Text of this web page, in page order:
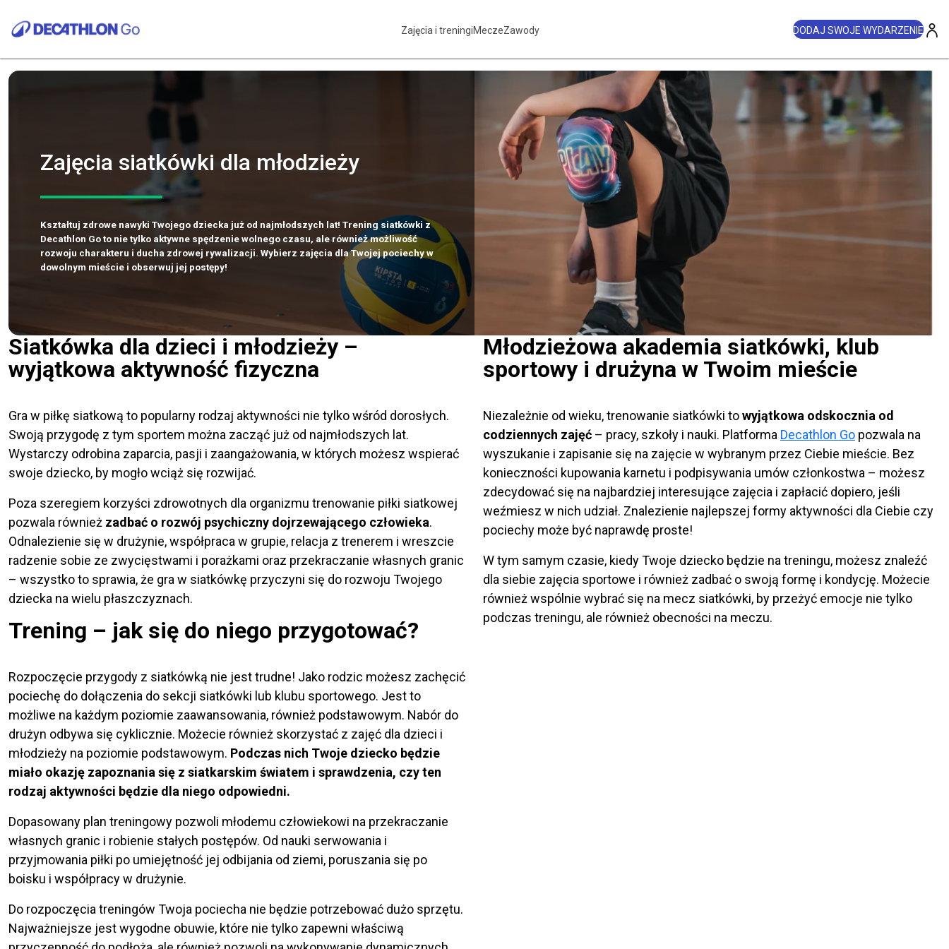
Zajęcia i treningiMeczeZawody DODAJ SWOJE WYDARZENIE
Zajęcia siatkówki dla młodzieży
Kształtuj zdrowe nawyki Twojego dziecka już od najmłodszych lat! Trening siatkówki z
Decathlon Go to nie tylko aktywne spędzenie wolnego czasu, ale również możliwość
rozwoju charakteru i ducha zdrowej rywalizacji. Wybierz zajęcia dla Twojej pociechy w
dowolnym mieście i obserwuj jej postępy!
Siatkówka dla dzieci i młodzieży –
wyjątkowa aktywność fizyczna
Gra w piłkę siatkową to popularny rodzaj aktywności nie tylko wśród dorosłych.
Swoją przygodę z tym sportem można zacząć już od najmłodszych lat.
Wystarczy odrobina zaparcia, pasji i zaangażowania, w których możesz wspierać
swoje dziecko, by mogło wciąż się rozwijać.
Poza szeregiem korzyści zdrowotnych dla organizmu trenowanie piłki siatkowej
pozwala również zadbać o rozwój psychiczny dojrzewającego człowieka.
Odnalezienie się w drużynie, współpraca w grupie, relacja z trenerem i wreszcie
radzenie sobie ze zwycięstwami i porażkami oraz przekraczanie własnych granic
– wszystko to sprawia, że gra w siatkówkę przyczyni się do rozwoju Twojego
dziecka na wielu płaszczyznach.
Trening – jak się do niego przygotować?
Rozpoczęcie przygody z siatkówką nie jest trudne! Jako rodzic możesz zachęcić
pociechę do dołączenia do sekcji siatkówki lub klubu sportowego. Jest to
możliwe na każdym poziomie zaawansowania, również podstawowym. Nabór do
drużyn odbywa się cyklicznie. Możecie również skorzystać z zajęć dla dzieci i
młodzieży na poziomie podstawowym. Podczas nich Twoje dziecko będzie
miało okazję zapoznania się z siatkarskim światem i sprawdzenia, czy ten
rodzaj aktywności będzie dla niego odpowiedni.
Dopasowany plan treningowy pozwoli młodemu człowiekowi na przekraczanie
własnych granic i robienie stałych postępów. Od nauki serwowania i
przyjmowania piłki po umiejętność jej odbijania od ziemi, poruszania się po
boisku i współpracy w drużynie.
Do rozpoczęcia treningów Twoja pociecha nie będzie potrzebować dużo sprzętu.
Najważniejsze jest wygodne obuwie, które nie tylko zapewni właściwą
Młodzieżowa akademia siatkówki, klub
sportowy i drużyna w Twoim mieście
Niezależnie od wieku, trenowanie siatkówki towyjątkowa odskocznia od
codziennych zajęć – pracy, szkoły i nauki. Platforma Decathlon Go pozwala na
wyszukanie i zapisanie się na zajęcie w wybranym przez Ciebie mieście. Bez
konieczności kupowania karnetu i podpisywania umów członkostwa – możesz
zdecydować się na najbardziej interesujące zajęcia i zapłacić dopiero, jeśli
weźmiesz w nich udział. Znalezienie najlepszej formy aktywności dla Ciebie czy
pociechy może być naprawdę proste!
W tym samym czasie, kiedy Twoje dziecko będzie na treningu, możesz znaleźć
dla siebie zajęcia sportowe i również zadbać o swoją formę i kondycję. Możecie
również wspólnie wybrać się na mecz siatkówki, by przeżyć emocje nie tylko
podczas treningu, ale również obecności na meczu.